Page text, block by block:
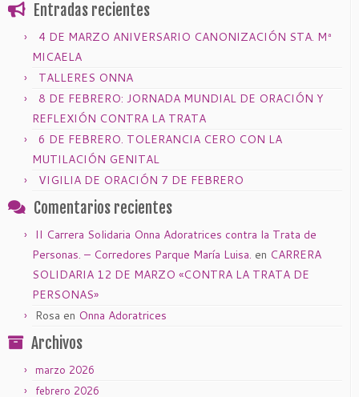
Entradas recientes
4 DE MARZO ANIVERSARIO CANONIZACIÓN STA. Mª
MICAELA
TALLERES ONNA
8 DE FEBRERO: JORNADA MUNDIAL DE ORACIÓN Y
REFLEXIÓN CONTRA LA TRATA
6 DE FEBRERO. TOLERANCIA CERO CON LA
MUTILACIÓN GENITAL
VIGILIA DE ORACIÓN 7 DE FEBRERO
Comentarios recientes
II Carrera Solidaria Onna Adoratrices contra la Trata de
Personas. – Corredores Parque María Luisa. en CARRERA
SOLIDARIA 12 DE MARZO «CONTRA LA TRATA DE
PERSONAS»
Rosa en Onna Adoratrices
Archivos
marzo 2026
febrero 2026